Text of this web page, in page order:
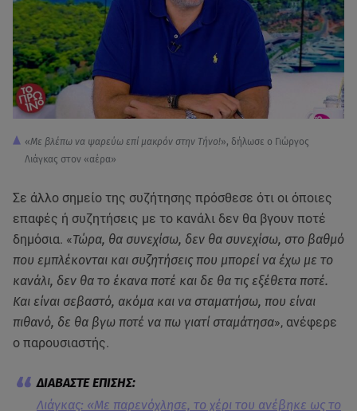
«Με βλέπω να ψαρεύω επί μακρόν στην Τήνο!», δήλωσε ο Γιώργος
Λιάγκας στον «αέρα»
Σε άλλο σημείο της συζήτησης πρόσθεσε ότι οι όποιες
επαφές ή συζητήσεις με το κανάλι δεν θα βγουν ποτέ
δημόσια. «Τώρα, θα συνεχίσω, δεν θα συνεχίσω, στο βαθμό
που εμπλέκονται και συζητήσεις που μπορεί να έχω με το
κανάλι, δεν θα το έκανα ποτέ και δε θα τις εξέθετα ποτέ.
Και είναι σεβαστό, ακόμα και να σταματήσω, που είναι
πιθανό, δε θα βγω ποτέ να πω γιατί σταμάτησα», ανέφερε
ο παρουσιαστής.
Λιάγκας: «Με παρενόχλησε, το χέρι του ανέβηκε ως το